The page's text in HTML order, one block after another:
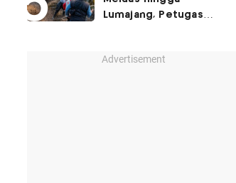
Lumajang, Petugas
Advertisement